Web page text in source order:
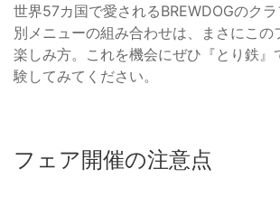
世界57カ国で愛されるBREWDOGのク
別メニューの組み合わせは、まさにこの
楽しみ方。これを機会にぜひ『とり鉄』
験してみてください。
フェア開催の注意点